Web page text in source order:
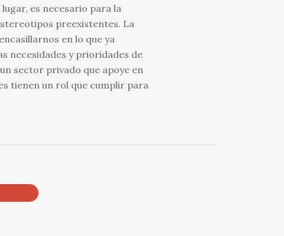
es necesario para la
preexistentes. La
en lo que ya
necesidades y prioridades de
sector privado que apoye en
tienen un rol que cumplir para